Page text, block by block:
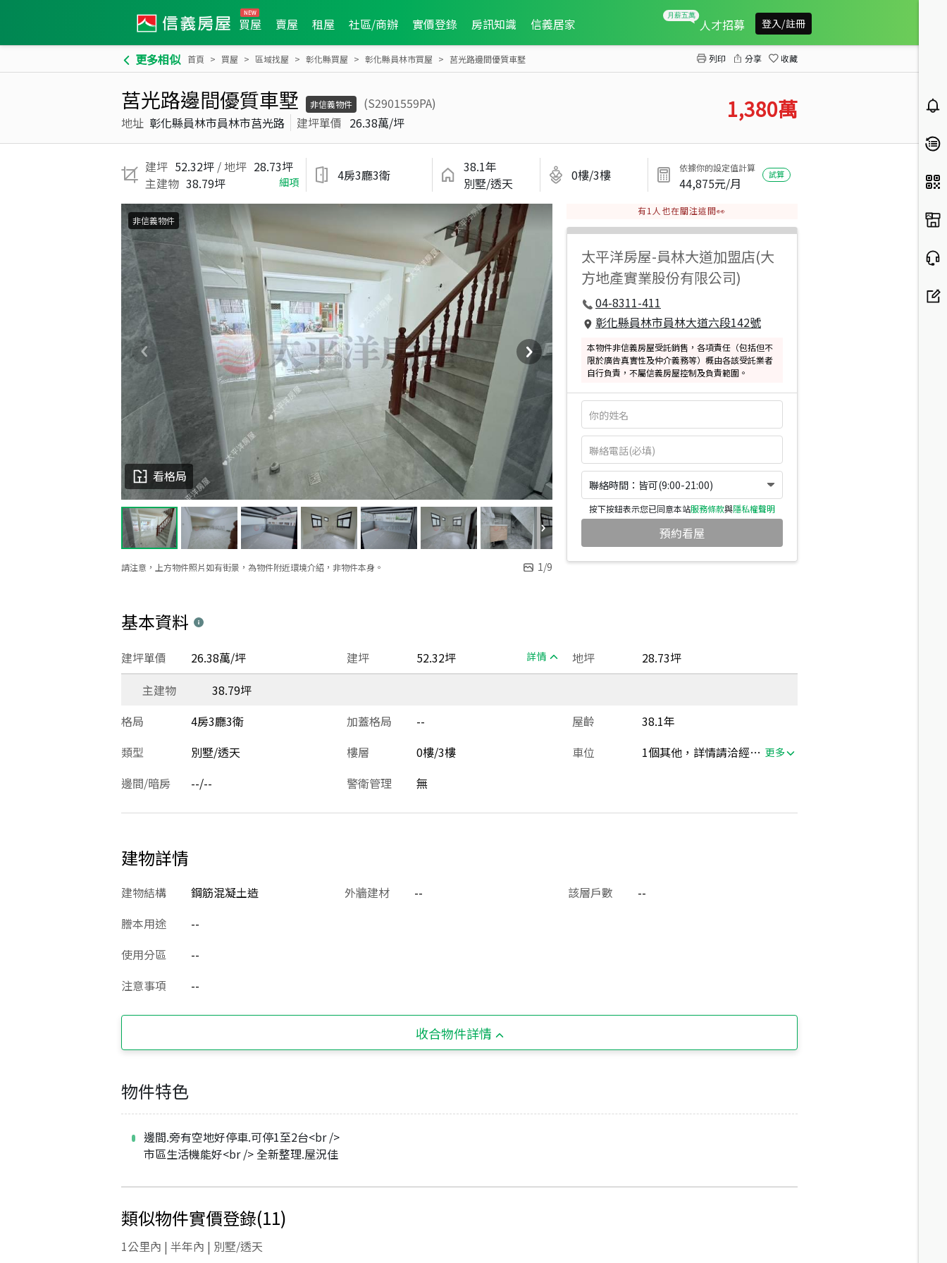
買屋 賣屋 租屋 社區/商辦 實價登錄 房訊知識 信義居家 人才招募 登入/註冊
更多相似 首頁 買屋 區域找屋 彰化縣買屋 彰化縣員林市買屋 莒光路邊間優質車墅 列印 分享 收藏
莒光路邊間優質車墅 非信義物件
(S2901559PA)
地址 彰化縣員林市員林市莒光路 建坪單價 26.38萬/坪 1,380萬
建坪 52.32坪 / 地坪 28.73坪
主建物 38.79坪 細項 4房3廳3衛
38.1年
別墅/透天
0樓/3樓 依據你的設定值計算
44,875元/月
試算
請注意，上方物件照片如有街景，為物件附近環境介紹，非物件本身。 1/9
看格局
非信義物件
有1 人也在關注這間👀
太平洋房屋-員林大道加盟店(大
方地產實業股份有限公司)
04-8311-411
彰化縣員林市員林大道六段142號
本物件非信義房屋受託銷售，各項責任（包括但不
限於廣告真實性及仲介義務等）概由各該受託業者
自行負責，不屬信義房屋控制及負責範圍。
聯絡時間：皆可(9:00-21:00)
按下按鈕表示您已同意本站服務條款與隱私權聲明
預約看屋
基本資料
建坪 52.32坪 詳情
建坪單價 26.38萬/坪 地坪
28.73坪
主建物
38.79坪
格局
4房3廳3衛 加蓋格局 -- 屋齡
38.1年
類型
別墅/透天 樓層 0樓/3樓 車位 1個其他，詳情請洽經紀人員 更多
邊間/暗房 --/-- 警衛管理 無
建物詳情
建物結構 鋼筋混凝土造 外牆建材 -- 該層戶數
--
謄本用途
--
使用分區
--
注意事項
--
收合物件詳情
物件特色
邊間.旁有空地好停車.可停1至2台<br />
市區生活機能好<br /> 全新整理.屋況佳
類似物件實價登錄(11)
1公里內 | 半年內 | 別墅/透天